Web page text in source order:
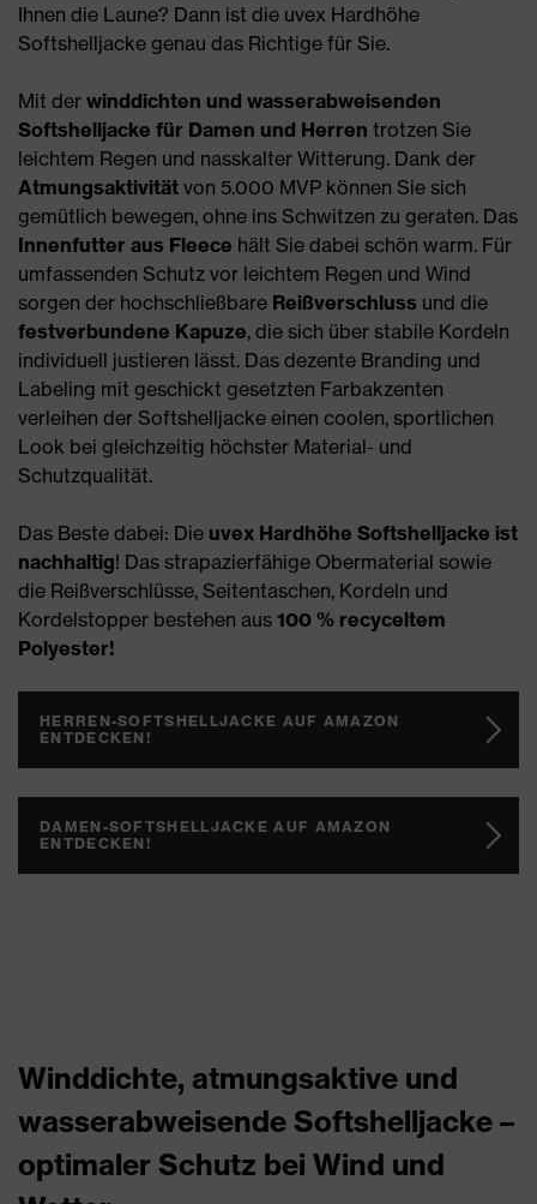
Ihnen die Laune? Dann ist die uvex Hardhöhe
Softshelljacke genau das Richtige für Sie.
Mit der winddichten und wasserabweisenden
Softshelljacke für Damen und Herren trotzen Sie
leichtem Regen und nasskalter Witterung. Dank der
Atmungsaktivität von 5.000 MVP können Sie sich
gemütlich bewegen, ohne ins Schwitzen zu geraten. Das
Innenfutter aus Fleece hält Sie dabei schön warm. Für
umfassenden Schutz vor leichtem Regen und Wind
sorgen der hochschließbare Reißverschluss und die
festverbundene Kapuze, die sich über stabile Kordeln
individuell justieren lässt. Das dezente Branding und
Labeling mit geschickt gesetzten Farbakzenten
verleihen der Softshelljacke einen coolen, sportlichen
Look bei gleichzeitig höchster Material- und
Schutzqualität.
Das Beste dabei: Die uvex Hardhöhe Softshelljacke ist
nachhaltig! Das strapazierfähige Obermaterial sowie
die Reißverschlüsse, Seitentaschen, Kordeln und
Kordelstopper bestehen aus 100 % recyceltem
Polyester!
HERREN-SOFTSHELLJACKE AUF AMAZON
ENTDECKEN!
DAMEN-SOFTSHELLJACKE AUF AMAZON
ENTDECKEN!
Winddichte, atmungsaktive und
wasserabweisende Softshelljacke –
optimaler Schutz bei Wind und